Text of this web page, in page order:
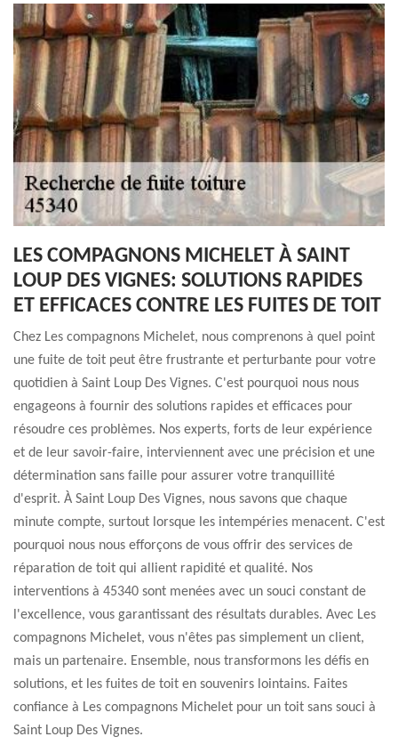
LES COMPAGNONS MICHELET À SAINT
LOUP DES VIGNES: SOLUTIONS RAPIDES
ET EFFICACES CONTRE LES FUITES DE TOIT
Chez Les compagnons Michelet, nous comprenons à quel point
une fuite de toit peut être frustrante et perturbante pour votre
quotidien à Saint Loup Des Vignes. C'est pourquoi nous nous
engageons à fournir des solutions rapides et efficaces pour
résoudre ces problèmes. Nos experts, forts de leur expérience
et de leur savoir-faire, interviennent avec une précision et une
détermination sans faille pour assurer votre tranquillité
d'esprit. À Saint Loup Des Vignes, nous savons que chaque
minute compte, surtout lorsque les intempéries menacent. C'est
pourquoi nous nous efforçons de vous offrir des services de
réparation de toit qui allient rapidité et qualité. Nos
interventions à 45340 sont menées avec un souci constant de
l'excellence, vous garantissant des résultats durables. Avec Les
compagnons Michelet, vous n'êtes pas simplement un client,
mais un partenaire. Ensemble, nous transformons les défis en
solutions, et les fuites de toit en souvenirs lointains. Faites
confiance à Les compagnons Michelet pour un toit sans souci à
Saint Loup Des Vignes.